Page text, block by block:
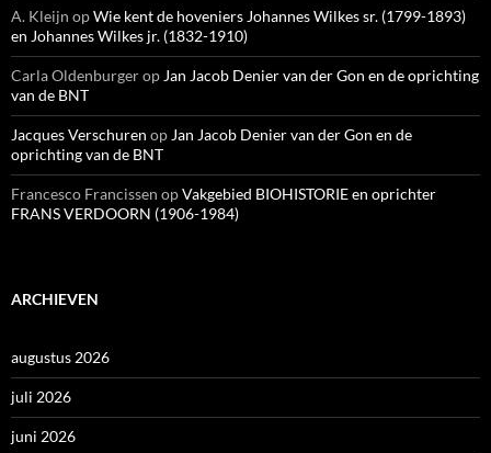
A. Kleijn opWie kent de hoveniers Johannes Wilkes sr. (1799-1893)
en Johannes Wilkes jr. (1832-1910)
Carla Oldenburgerop Jan Jacob Denier van der Gon en de oprichting
van de BNT
Jacques Verschuren op Jan Jacob Denier van der Gon en de
oprichting van de BNT
Francesco Francissen opVakgebied BIOHISTORIE en oprichter
FRANS VERDOORN (1906-1984)
ARCHIEVEN
augustus 2026
juli 2026
juni 2026